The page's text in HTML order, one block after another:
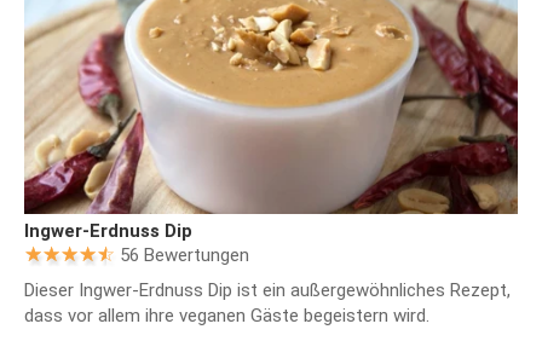
Ingwer-Erdnuss Dip
56 Bewertungen
Dieser Ingwer-Erdnuss Dip ist ein außergewöhnliches Rezept,
dass vor allem ihre veganen Gäste begeistern wird.